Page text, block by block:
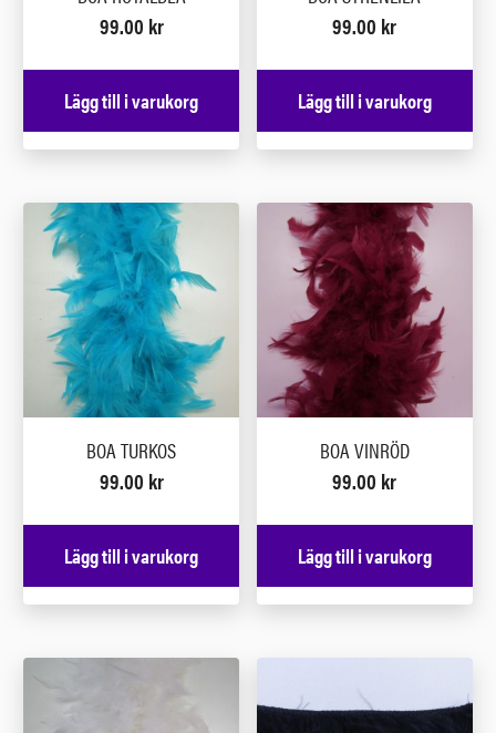
99.00 kr
Lägg till i varukorg
99.00 kr
Lägg till i varukorg
BOA TURKOS
99.00 kr
Lägg till i varukorg
BOA VINRÖD
99.00 kr
Lägg till i varukorg